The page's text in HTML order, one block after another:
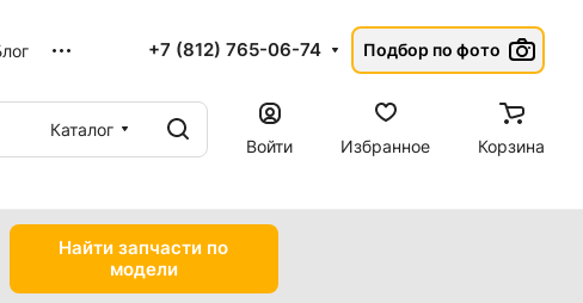
+7 (812) 765-06-74 Подбор по фото
Каталог
Войти
Избранное Корзина
Найти запчасти по
модели